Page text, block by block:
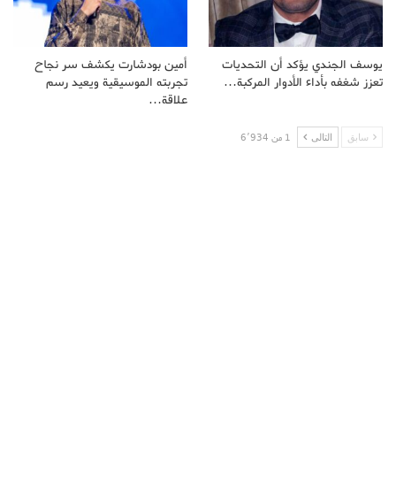
يوسف الجندي يؤكد أن التحديات
تعزز شغفه بأداء الأدوار المركبة…
أمين بودشارت يكشف سر نجاح
تجربته الموسيقية ويعيد رسم
علاقة…
سابق التالى 1 من 6٬934